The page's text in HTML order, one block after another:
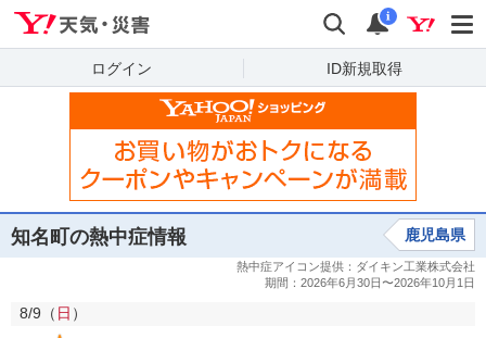
検索 通知
i
ログイン ID新規取得
知名町の熱中症情報 鹿児島県
8/9（ 日 ）